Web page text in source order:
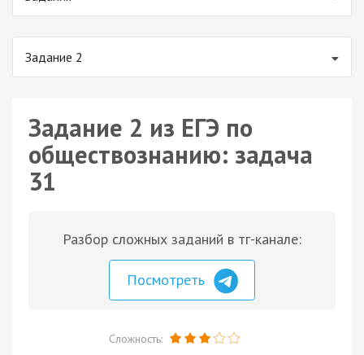
Задание 2
Задание 2 из ЕГЭ по
обществознанию: задача
31
Разбор сложных заданий в тг-канале:
Посмотреть
Сложность: